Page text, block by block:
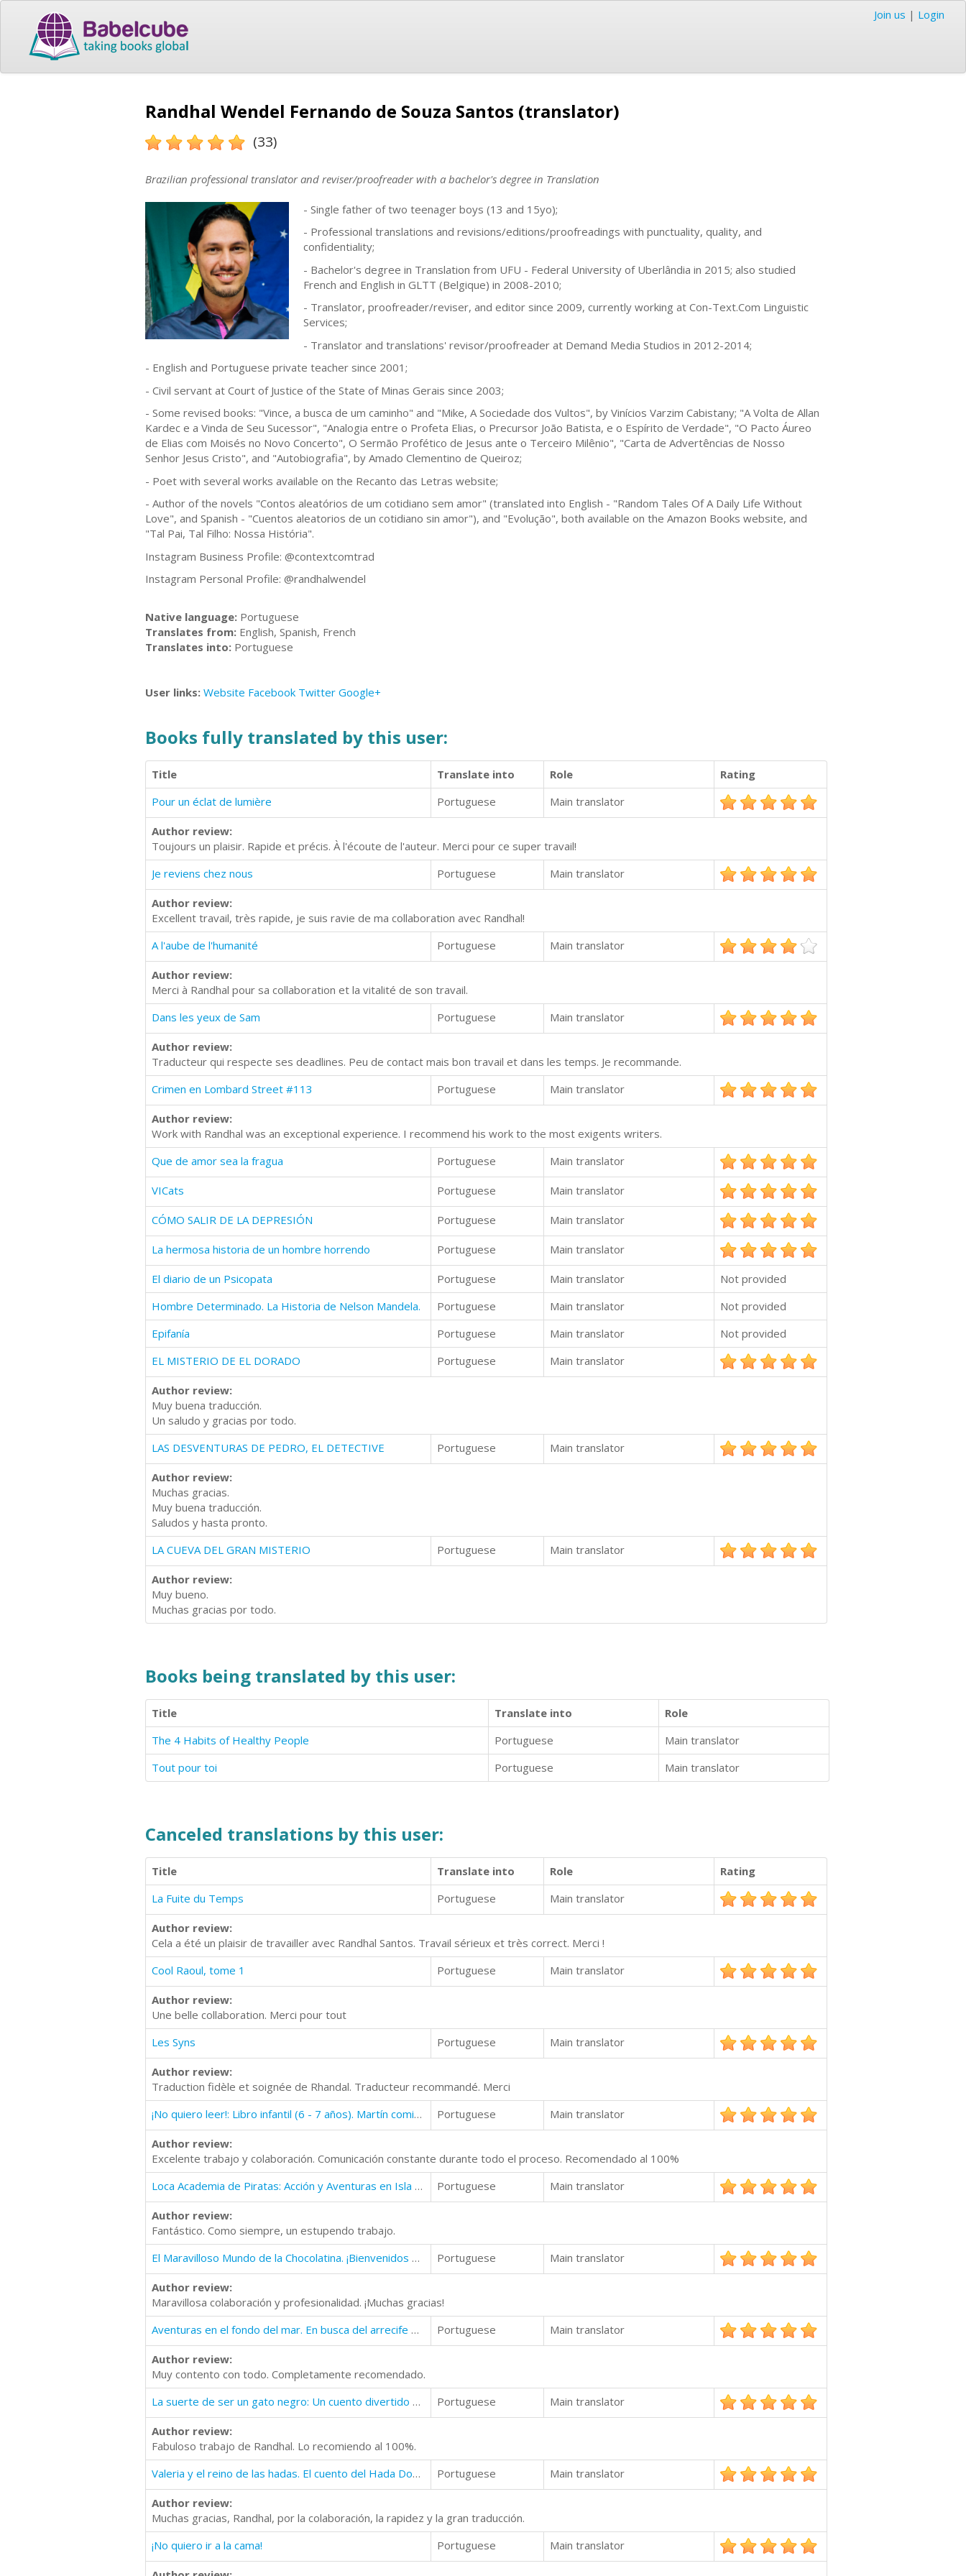
Join us | Login
Randhal Wendel Fernando de Souza Santos (translator)
(33)
Brazilian professional translator and reviser/proofreader with a bachelor's degree in Translation
- Single father of two teenager boys (13 and 15yo);
- Professional translations and revisions/editions/proofreadings with punctuality, quality, and
confidentiality;
- Bachelor's degree in Translation from UFU - Federal University of Uberlândia in 2015; also studied
French and English in GLTT (Belgique) in 2008-2010;
- Translator, proofreader/reviser, and editor since 2009, currently working at Con-Text.Com Linguistic
Services;
- Translator and translations' revisor/proofreader at Demand Media Studios in 2012-2014;
- English and Portuguese private teacher since 2001;
- Civil servant at Court of Justice of the State of Minas Gerais since 2003;
- Some revised books: "Vince, a busca de um caminho" and "Mike, A Sociedade dos Vultos", by Vinícios Varzim Cabistany; "A Volta de Allan
Kardec e a Vinda de Seu Sucessor", "Analogia entre o Profeta Elias, o Precursor João Batista, e o Espírito de Verdade", "O Pacto Áureo
de Elias com Moisés no Novo Concerto", O Sermão Profético de Jesus ante o Terceiro Milênio", "Carta de Advertências de Nosso
Senhor Jesus Cristo", and "Autobiografia", by Amado Clementino de Queiroz;
- Poet with several works available on the Recanto das Letras website;
- Author of the novels "Contos aleatórios de um cotidiano sem amor" (translated into English - "Random Tales Of A Daily Life Without
Love", and Spanish - "Cuentos aleatorios de un cotidiano sin amor"), and "Evolução", both available on the Amazon Books website, and
"Tal Pai, Tal Filho: Nossa História".
Instagram Business Profile: @contextcomtrad
Instagram Personal Profile: @randhalwendel
Native language: Portuguese
Translates from: English, Spanish, French
Translates into: Portuguese
User links: Website Facebook Twitter Google+
Books fully translated by this user:
Title Translate into Role
Rating
Pour un éclat de lumière
Portuguese Main translator
Author review:
Toujours un plaisir. Rapide et précis. À l'écoute de l'auteur. Merci pour ce super travail!
Je reviens chez nous
Portuguese Main translator
Author review:
Excellent travail, très rapide, je suis ravie de ma collaboration avec Randhal!
A l'aube de l'humanité
Portuguese Main translator
Author review:
Merci à Randhal pour sa collaboration et la vitalité de son travail.
Dans les yeux de Sam
Portuguese Main translator
Author review:
Traducteur qui respecte ses deadlines. Peu de contact mais bon travail et dans les temps. Je recommande.
Crimen en Lombard Street #113
Portuguese Main translator
Author review:
Work with Randhal was an exceptional experience. I recommend his work to the most exigents writers.
Que de amor sea la fragua
Portuguese Main translator
VICats Portuguese Main translator
CÓMO SALIR DE LA DEPRESIÓN Portuguese Main translator
La hermosa historia de un hombre horrendo Portuguese Main translator
El diario de un Psicopata Portuguese Main translator
Not provided
Hombre Determinado. La Historia de Nelson Mandela.
Portuguese Main translator
Not provided
Epifanía
Portuguese Main translator
Not provided
EL MISTERIO DE EL DORADO
Portuguese Main translator
Author review:
Muy buena traducción.
Un saludo y gracias por todo.
LAS DESVENTURAS DE PEDRO, EL DETECTIVE
Portuguese Main translator
Author review:
Muchas gracias.
Muy buena traducción.
Saludos y hasta pronto.
LA CUEVA DEL GRAN MISTERIO
Portuguese Main translator
Author review:
Muy bueno.
Muchas gracias por todo.
Books being translated by this user:
Title Translate into
Role
The 4 Habits of Healthy People
Portuguese
Main translator
Tout pour toi
Portuguese Main translator
Canceled translations by this user:
Title Translate into Role
Rating
La Fuite du Temps
Portuguese Main translator
Author review:
Cela a été un plaisir de travailler avec Randhal Santos. Travail sérieux et très correct. Merci !
Cool Raoul, tome 1
Portuguese Main translator
Author review:
Une belle collaboration. Merci pour tout
Les Syns
Portuguese Main translator
Author review:
Traduction fidèle et soignée de Rhandal. Traducteur recommandé. Merci
¡No quiero leer!: Libro infantil (6 - 7 años). Martín comienza su aventura
Portuguese Main translator
Author review:
Excelente trabajo y colaboración. Comunicación constante durante todo el proceso. Recomendado al 100%
Loca Academia de Piratas: Acción y Aventuras en Isla Cangrejo (8 - 10 años)
Portuguese Main translator
Author review:
Fantástico. Como siempre, un estupendo trabajo.
El Maravilloso Mundo de la Chocolatina. ¡Bienvenidos a Villazúcar!
Portuguese Main translator
Author review:
Maravillosa colaboración y profesionalidad. ¡Muchas gracias!
Aventuras en el fondo del mar. En busca del arrecife de oro: Un divertido libro de peces para niños
Portuguese Main translator
Author review:
Muy contento con todo. Completamente recomendado.
La suerte de ser un gato negro: Un cuento divertido para niños
Portuguese Main translator
Author review:
Fabuloso trabajo de Randhal. Lo recomiendo al 100%.
Valeria y el reino de las hadas. El cuento del Hada Dodona
Portuguese Main translator
Author review:
Muchas gracias, Randhal, por la colaboración, la rapidez y la gran traducción.
¡No quiero ir a la cama!
Portuguese Main translator